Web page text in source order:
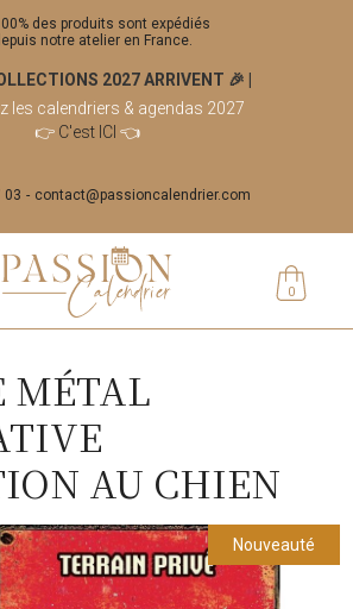
des produits sont expédiés
notre atelier en France.
2027 ARRIVENT 🎉
les calendriers & agendas 2027
👉 C'est ICI 👈
03 contact@passioncalendrier.com
0
MÉTAL
AU CHIEN
Nouveauté